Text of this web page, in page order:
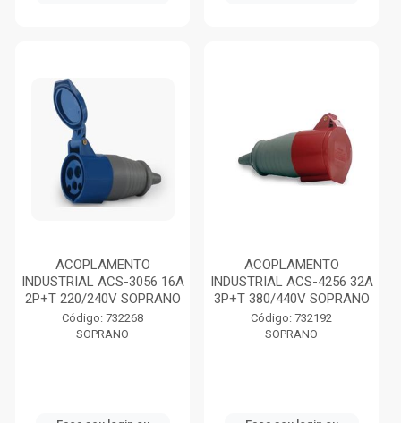
ACOPLAMENTO
INDUSTRIAL ACS-3056 16A
2P+T 220/240V SOPRANO
Código: 732268
SOPRANO
ACOPLAMENTO
INDUSTRIAL ACS-4256 32A
3P+T 380/440V SOPRANO
Código: 732192
SOPRANO